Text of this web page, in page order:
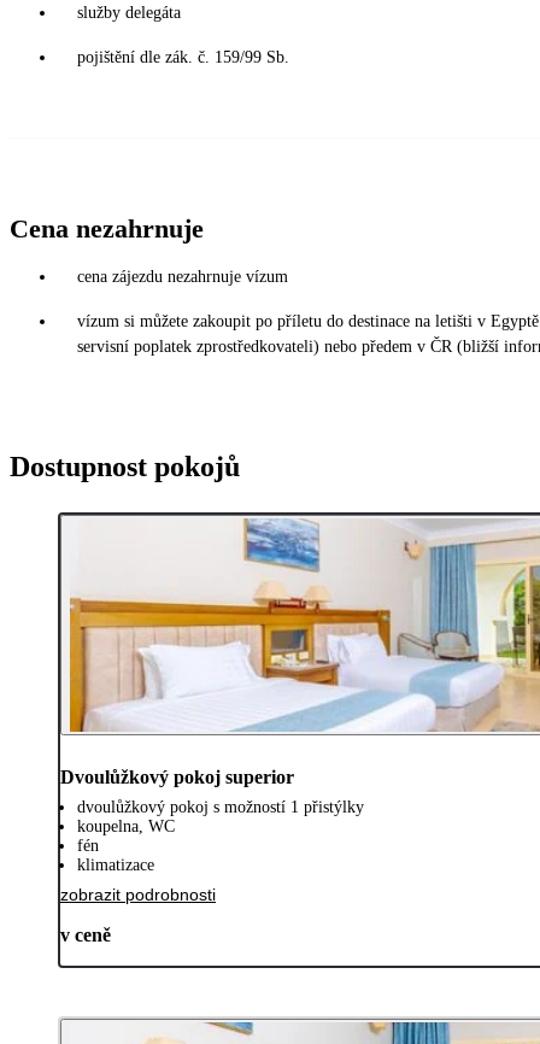
služby delegáta
pojištění dle zák. č. 159/99 Sb.
Cena nezahrnuje
cena zájezdu nezahrnuje vízum
vízum si můžete zakoupit po příletu do destinace na letišti v
servisní poplatek zprostředkovateli) nebo předem v ČR (bližší
Dostupnost pokojů
Dvoulůžkový pokoj superior
dvoulůžkový pokoj s možností 1 přistýlky
koupelna, WC
fén
klimatizace
zobrazit podrobnosti
v ceně